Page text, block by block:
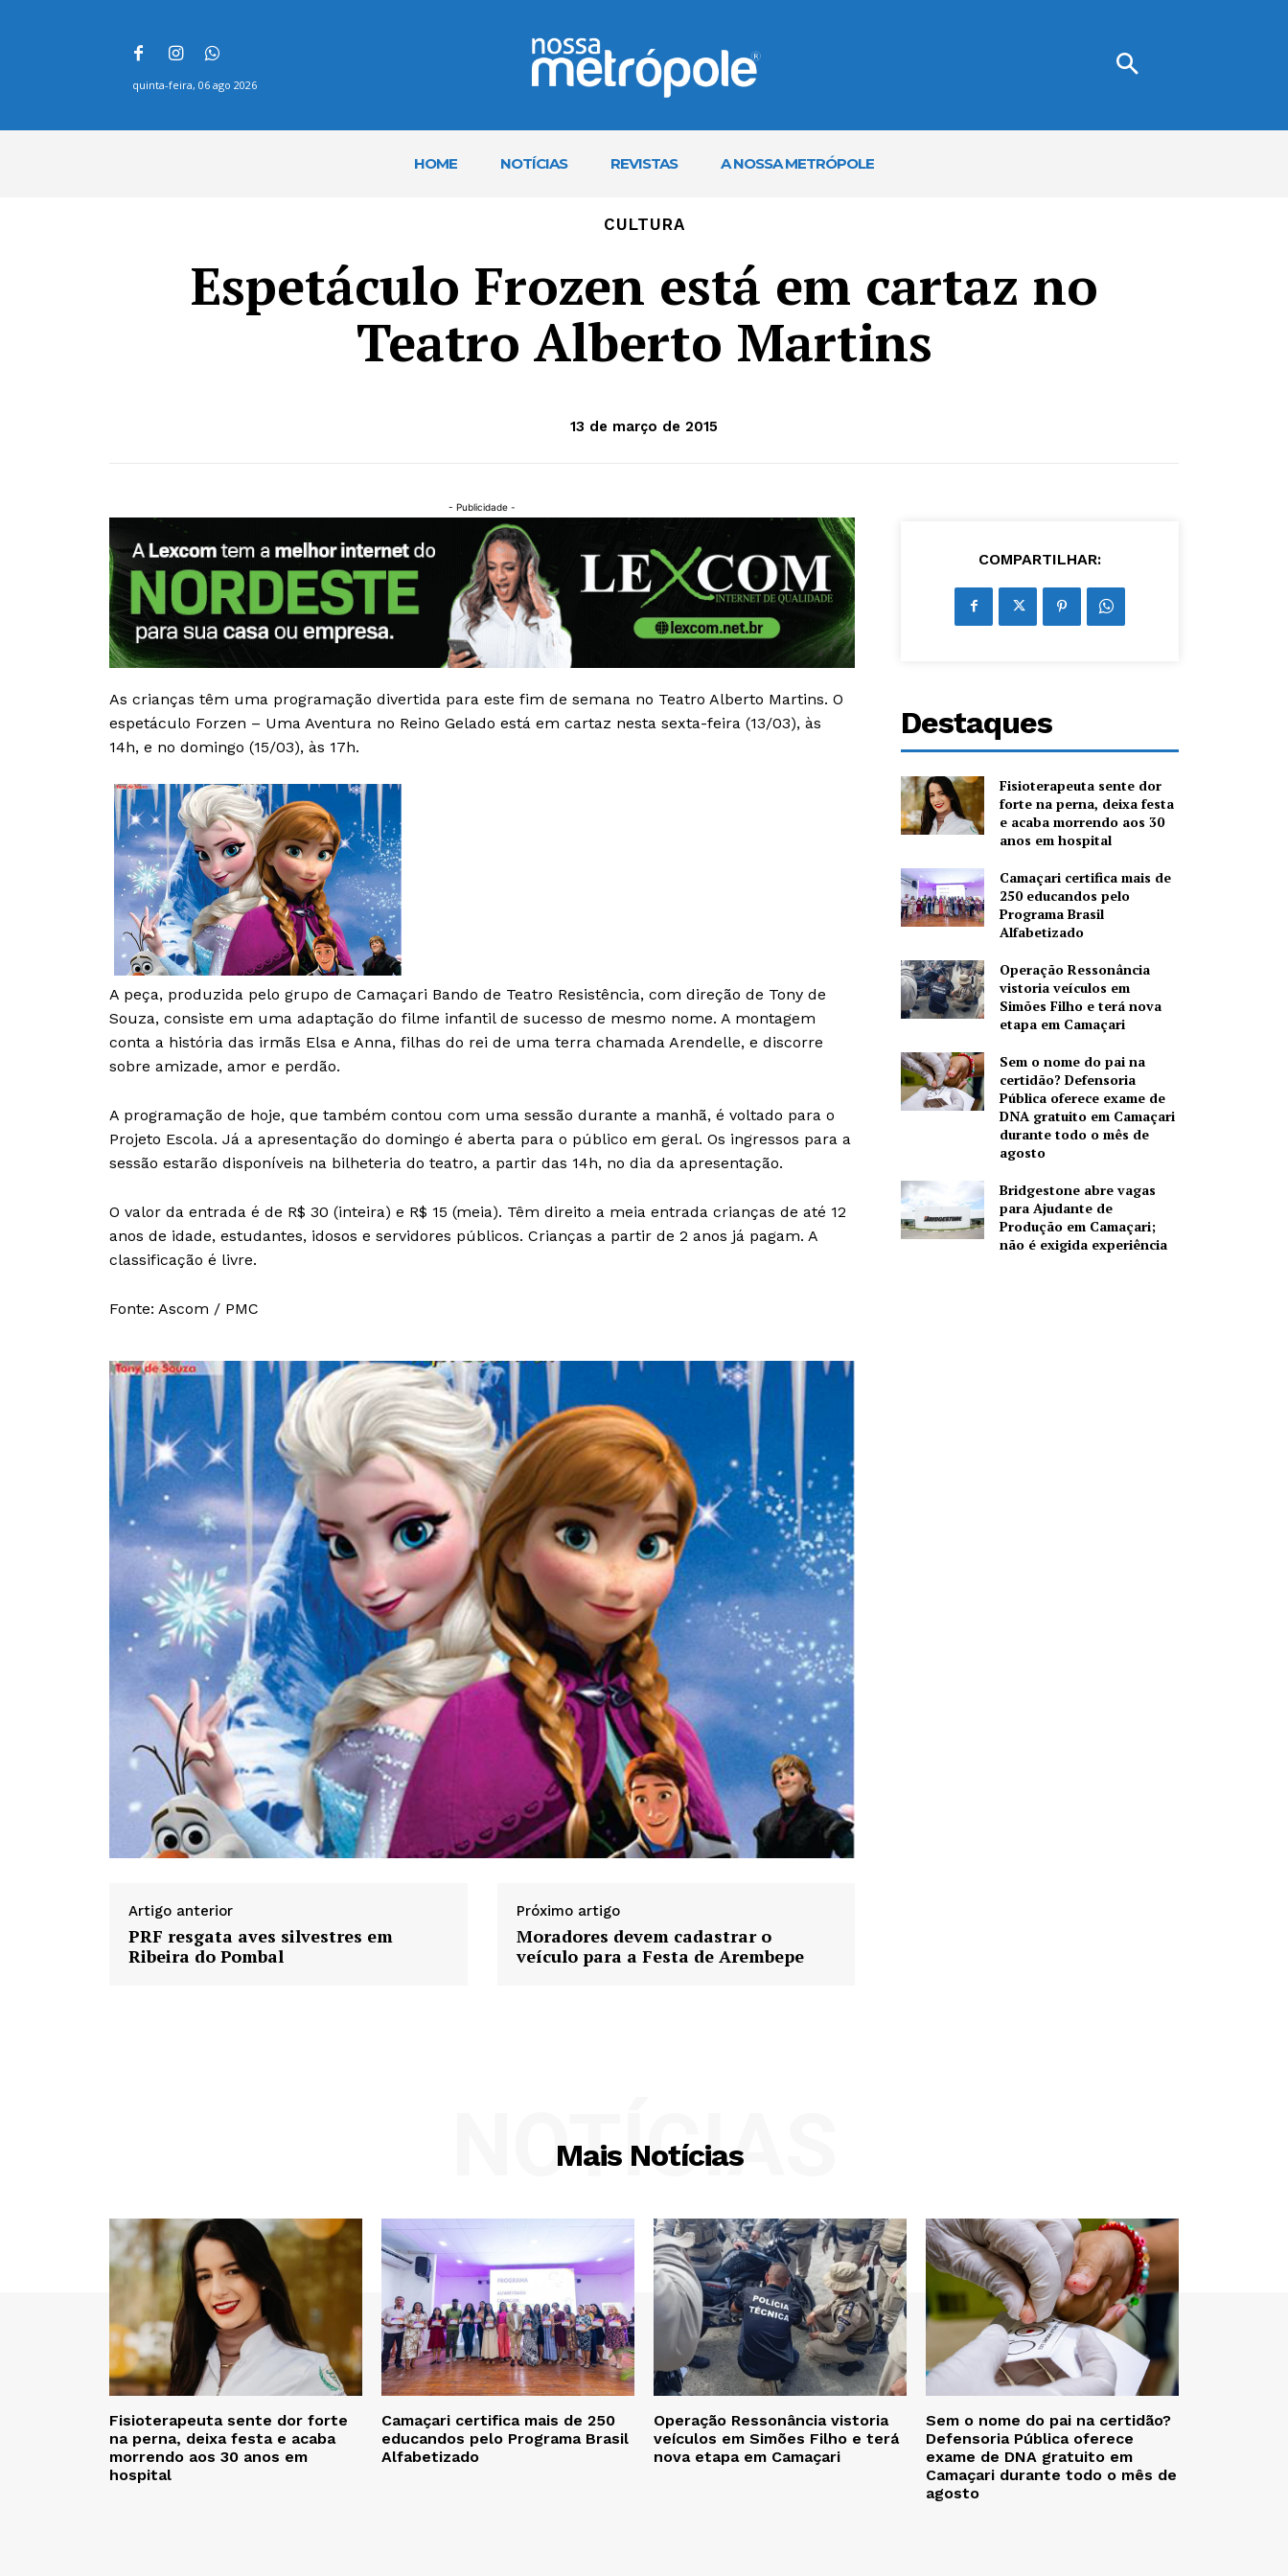
quinta-feira, 06 ago 2026
HOME NOTÍCIAS REVISTAS A NOSSA METRÓPOLE
CULTURA
Espetáculo Frozen está em cartaz no
Teatro Alberto Martins
13 de março de 2015
- Publicidade -
As crianças têm uma programação divertida para este fim de semana no Teatro Alberto Martins. O
espetáculo Forzen – Uma Aventura no Reino Gelado está em cartaz nesta sexta-feira (13/03), às
14h, e no domingo (15/03), às 17h.
A peça, produzida pelo grupo de Camaçari Bando de Teatro Resistência, com direção de Tony de
Souza, consiste em uma adaptação do filme infantil de sucesso de mesmo nome. A montagem
conta a história das irmãs Elsa e Anna, filhas do rei de uma terra chamada Arendelle, e discorre
sobre amizade, amor e perdão.
A programação de hoje, que também contou com uma sessão durante a manhã, é voltado para o
Projeto Escola. Já a apresentação do domingo é aberta para o público em geral. Os ingressos para a
sessão estarão disponíveis na bilheteria do teatro, a partir das 14h, no dia da apresentação.
O valor da entrada é de R$ 30 (inteira) e R$ 15 (meia). Têm direito a meia entrada crianças de até 12
anos de idade, estudantes, idosos e servidores públicos. Crianças a partir de 2 anos já pagam. A
classificação é livre.
Fonte: Ascom / PMC
Artigo anterior
PRF resgata aves silvestres em
Ribeira do Pombal
Próximo artigo
Moradores devem cadastrar o
veículo para a Festa de Arembepe
COMPARTILHAR:
Destaques
Fisioterapeuta sente dor
forte na perna, deixa festa
e acaba morrendo aos 30
anos em hospital
Camaçari certifica mais de
250 educandos pelo
Programa Brasil
Alfabetizado
Operação Ressonância
vistoria veículos em
Simões Filho e terá nova
etapa em Camaçari
Sem o nome do pai na
certidão? Defensoria
Pública oferece exame de
DNA gratuito em Camaçari
durante todo o mês de
agosto
Bridgestone abre vagas
para Ajudante de
Produção em Camaçari;
não é exigida experiência
Mais Notícias
NOTÍCIAS
Fisioterapeuta sente dor forte
na perna, deixa festa e acaba
morrendo aos 30 anos em
hospital
Camaçari certifica mais de 250
educandos pelo Programa Brasil
Alfabetizado
Operação Ressonância vistoria
veículos em Simões Filho e terá
nova etapa em Camaçari
Sem o nome do pai na certidão?
Defensoria Pública oferece
exame de DNA gratuito em
Camaçari durante todo o mês de
agosto